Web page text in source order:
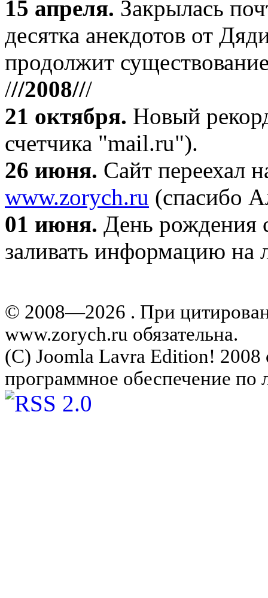
15 апреля. Закрылась
десятка анекдотов от
продолжит
///2008///
21 октября. Новый
счетчика "mail.ru").
26 июня. Сайт переехал
www.zorych.ru (спасибо
01 июня. День рождения
заливать информацию на
© 2008—2026 . При
www.zorych.ru обязательна.
(C) Joomla Lavra Edition! 2008
программное обеспечение по